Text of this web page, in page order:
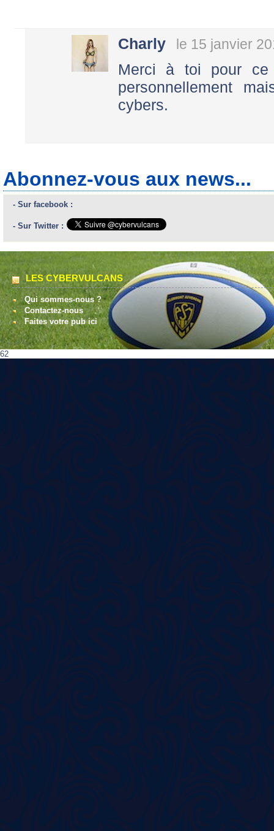
Charly le 15 janvier
Merci à toi pour ce
personnellement
cybers.
Abonnez-vous aux news...
- Sur facebook :
- Sur Twitter :
LES CYBERVULCANS
Qui sommes-nous ?
Contactez-nous
Faites votre pub ici
62